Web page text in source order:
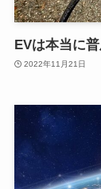
EVは本当に
2022年11月21日